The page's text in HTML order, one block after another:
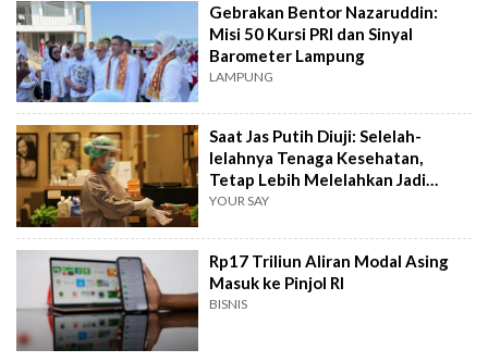
Gebrakan Bentor Nazaruddin:
Misi 50 Kursi PRI dan Sinyal
Barometer Lampung
LAMPUNG
Saat Jas Putih Diuji: Selelah-
lelahnya Tenaga Kesehatan,
Tetap Lebih Melelahkan Jadi
Pasien
YOUR SAY
Rp17 Triliun Aliran Modal Asing
Masuk ke Pinjol RI
BISNIS